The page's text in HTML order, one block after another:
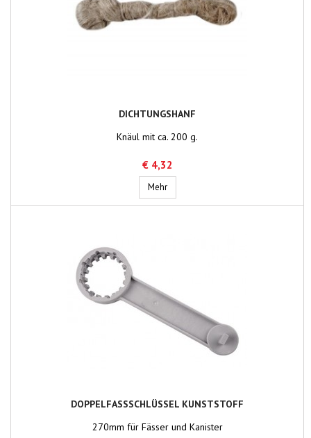
DICHTUNGSHANF
Knäul mit ca. 200 g.
€ 4,32
MehrDichtungshanf
DOPPELFASSSCHLÜSSEL KUNSTSTOFF
270mm für Fässer und Kanister